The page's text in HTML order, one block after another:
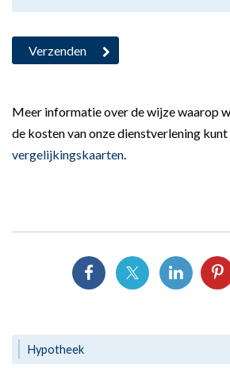
Meer informatie over de wijze waarop
de kosten van onze dienstverlening kunt
vergelijkingskaarten.
Hypotheek